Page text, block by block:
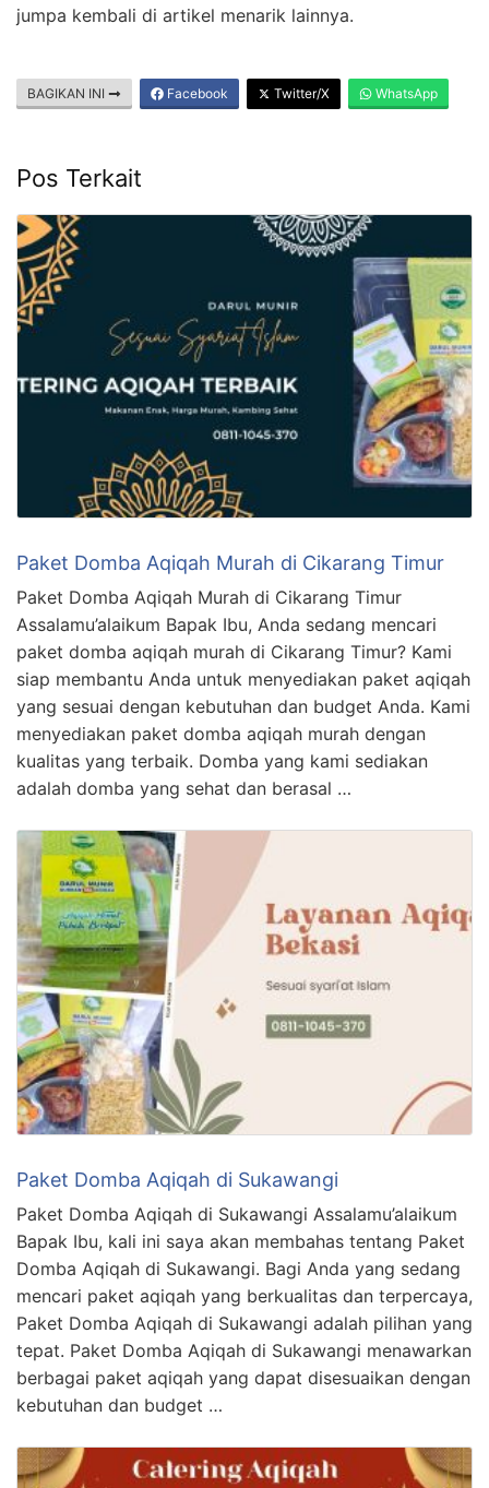
jumpa kembali di artikel menarik lainnya.
BAGIKAN INI Facebook Twitter/X WhatsApp
Pos Terkait
Paket Domba Aqiqah Murah di Cikarang Timur
Paket Domba Aqiqah Murah di Cikarang Timur
Assalamu’alaikum Bapak Ibu, Anda sedang mencari
paket domba aqiqah murah di Cikarang Timur? Kami
siap membantu Anda untuk menyediakan paket aqiqah
yang sesuai dengan kebutuhan dan budget Anda. Kami
menyediakan paket domba aqiqah murah dengan
kualitas yang terbaik. Domba yang kami sediakan
adalah domba yang sehat dan berasal …
Paket Domba Aqiqah di Sukawangi
Paket Domba Aqiqah di Sukawangi Assalamu’alaikum
Bapak Ibu, kali ini saya akan membahas tentang Paket
Domba Aqiqah di Sukawangi. Bagi Anda yang sedang
mencari paket aqiqah yang berkualitas dan terpercaya,
Paket Domba Aqiqah di Sukawangi adalah pilihan yang
tepat. Paket Domba Aqiqah di Sukawangi menawarkan
berbagai paket aqiqah yang dapat disesuaikan dengan
kebutuhan dan budget …